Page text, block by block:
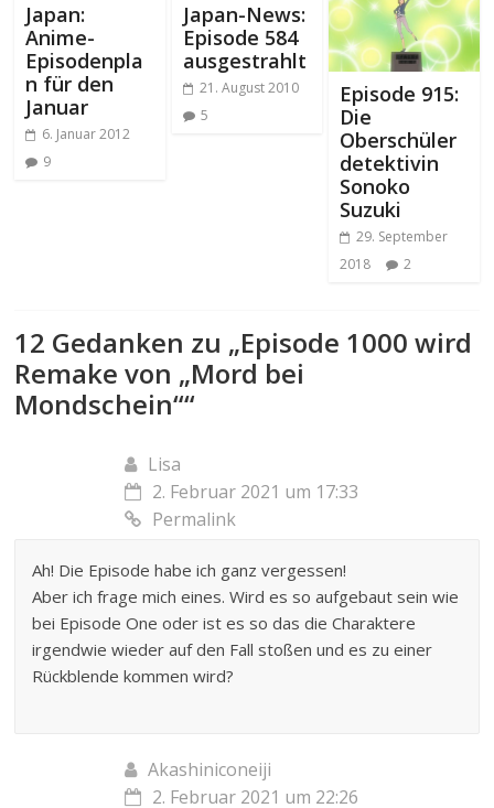
Japan:
Anime-
Episodenpla
n für den
Januar
6. Januar 2012
9
Japan-News:
Episode 584
ausgestrahlt
21. August 2010
5
Episode 915:
Die
Oberschüler
detektivin
Sonoko
Suzuki
29. September
2018
2
12 Gedanken zu „Episode 1000 wird
Remake von „Mord bei
Mondschein““
Lisa
2. Februar 2021 um 17:33
Permalink
Ah! Die Episode habe ich ganz vergessen!
Aber ich frage mich eines. Wird es so aufgebaut sein wie
bei Episode One oder ist es so das die Charaktere
irgendwie wieder auf den Fall stoßen und es zu einer
Rückblende kommen wird?
Akashiniconeiji
2. Februar 2021 um 22:26